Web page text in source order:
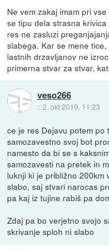
Ne vem zakaj imam pri
se tipu dela strasna
res ne zasluzi
slabega. Kar se mene
lastnih drzavljanov ne
primerna stvar za stvar,
veso266
::2. okt 2019, 11:23
ce je res Dejavu potem po
samozavestno svoj bot
namesto da bi se s
samozavesti na pretek in
luknji ki je približno
slabo, saj stvari narocas
pa kaj iz tujine rabiš pa
Zdaj pa bo verjetno svojo
skrivanje sploh ni slabo